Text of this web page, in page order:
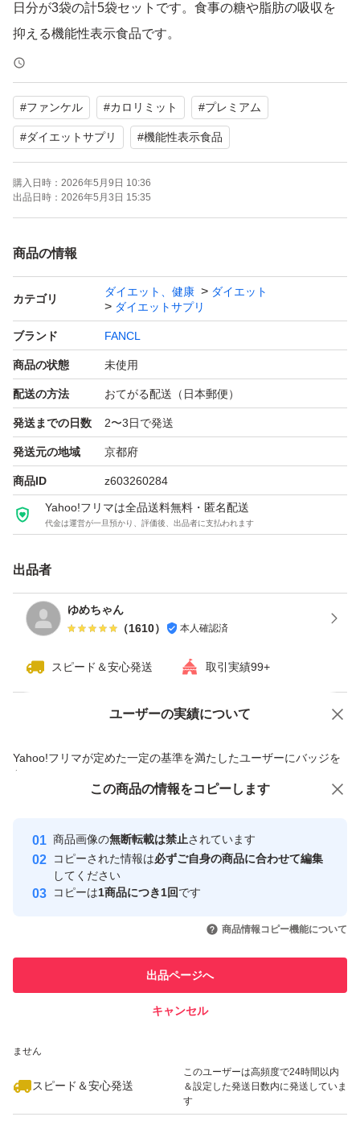
日分が3袋の計5袋セットです。食事の糖や脂肪の吸収を
抑える機能性表示食品です。
【賞味期限】2026.11 2026.12
よろしくお願いいたします。
#ファンケル #カロリミット #プレミアム
#ダイエットサプリ #機能性表示食品
購入日時： 2026年5月9日 10:36
出品日時： 2026年5月3日 15:35
商品の情報
カテゴリ
ダイエット、健康
ダイエット
ダイエットサプリ
ブランド FANCL
商品の状態 未使用
配送の方法 おてがる配送（日本郵便）
発送までの日数 2〜3日で発送
発送元の地域 京都府
商品ID z603260284
Yahoo!フリマは全品送料無料・匿名配送
代金は運営が一旦預かり、評価後、出品者に支払われます
出品者
ゆめちゃん
（1610） 本人確認済
スピード＆安心発送 取引実績99+
ユーザーの実績について
Yahoo!フリマが定めた一定の基準を満たしたユーザーにバッジを
付与しています
安心取引出品者
心・安全なユーザーです
取引実績
引を完了させた実績があります
での取引実績があります
ません
スピード＆安心発送
このユーザーは高頻度で24時間以内
＆設定した発送日数内に発送していま
す
価格の相談 商品への質問
この商品の情報をコピーします
商品画像の無断転載は禁止されています
コピーされた情報は必ずご自身の商品に合わせて編集
してください
コピーは1商品につき1回です
商品情報コピー機能について
出品ページへ
キャンセル
この商品をみている人にオススメ